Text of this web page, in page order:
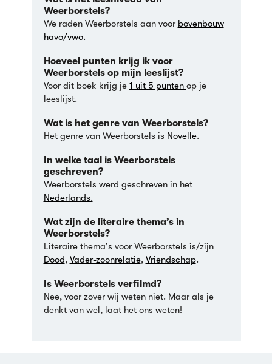
Weerborstels?
We raden Weerborstels aan voor bovenbouw
havo/vwo.
Hoeveel punten krijg ik voor
Weerborstels op mijn leeslijst?
Voor dit boek krijg je 1 uit 5 punten op je
leeslijst.
Wat is het genre van Weerborstels?
Het genre van Weerborstels is Novelle.
In welke taal is Weerborstels
geschreven?
Weerborstels werd geschreven in het
Nederlands.
Wat zijn de literaire thema’s in
Weerborstels?
Literaire thema's voor Weerborstels is/zijn
Dood, Vader-zoonrelatie, Vriendschap.
Is Weerborstels verfilmd?
Nee, voor zover wij weten niet. Maar als je
denkt van wel, laat het ons weten!